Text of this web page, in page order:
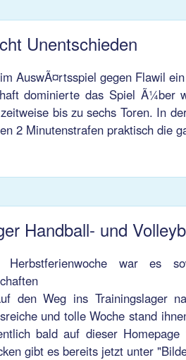
Unentschieden
AuswÃ¤rtsspiel gegen Flawil
dominierte das Spiel
bis zu sechs Toren. In
2 Minutenstrafen praktisch die
Handball- und
war es
den Weg ins Trainingslager
und tolle Woche stand
bald auf dieser
gibt es bereits jetzt unter